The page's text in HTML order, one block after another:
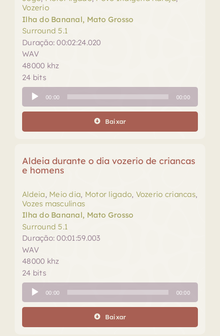
Vozerio
Ilha do Bananal, Mato Grosso
Surround 5.1
Duração: 00:02:24.020
WAV
48000 khz
24 bits
Tocador
de
áudio
00:00 00:00
Baixar
Aldeia durante o dia vozerio de criancas
e homens
Aldeia, Meio dia, Motor ligado, Vozerio criancas,
Vozes masculinas
Ilha do Bananal, Mato Grosso
Surround 5.1
Duração: 00:01:59.003
WAV
48000 khz
24 bits
Tocador
de
áudio
00:00 00:00
Baixar